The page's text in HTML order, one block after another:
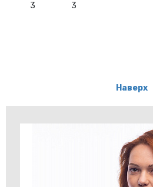
3 3
Наверх